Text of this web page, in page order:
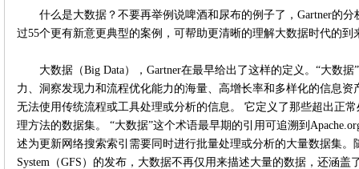
什么是大数据？不要再举例说啤酒和尿布的例子了，Gartner的
过55个更有新意更典型的案例，可帮助更清晰的理解大数据时代的到
大数据（Big Data），Gartner在最早给出了这样的定义。“大数
力、洞察发现力和流程优化能力的海量、高增长率和多样化的信息资
无法使用传统流程或工具处理或分析的信息。 它定义了那些超出正
理方法的数据集。 “大数据”这个术语最早期的引用可追溯到
述为更新网络搜索索引需要同时进行批量处理或分析的大量数据集。
System（GFS）的发布，大数据不再仅用来描述大量的数据，还涵